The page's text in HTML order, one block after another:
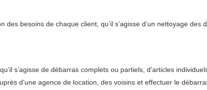
besoins de chaque client, qu’il s’agisse d’un nettoyage
s’agisse de débarras complets ou partiels, d’articles
d’une agence de location, des voisins et effectuer le